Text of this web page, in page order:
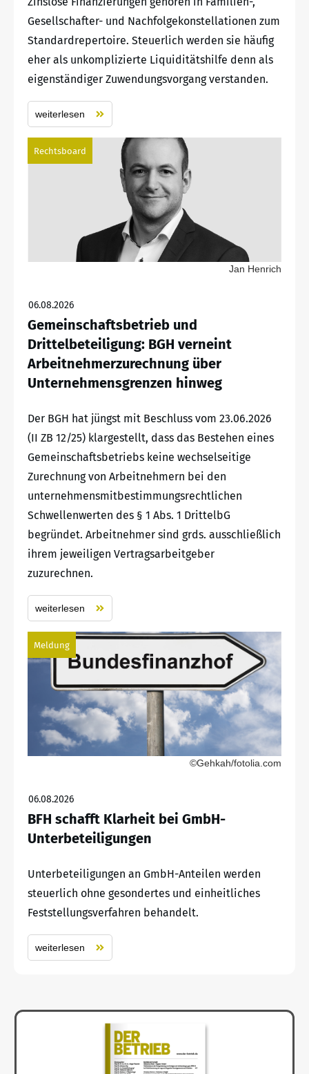
Gesellschafter- und Nachfolgekonstellationen zum
Standardrepertoire. Steuerlich werden sie häufig
eher als unkomplizierte Liquiditätshilfe denn als
eigenständiger Zuwendungsvorgang verstanden.
weiterlesen
Rechtsboard
Jan Henrich
06.08.2026
Gemeinschaftsbetrieb und
Drittelbeteiligung: BGH verneint
Arbeitnehmerzurechnung über
Unternehmensgrenzen hinweg
Der BGH hat jüngst mit Beschluss vom 23.06.2026
(II ZB 12/25) klargestellt, dass das Bestehen eines
Gemeinschaftsbetriebs keine wechselseitige
Zurechnung von Arbeitnehmern bei den
unternehmensmitbestimmungsrechtlichen
Schwellenwerten des § 1 Abs. 1 DrittelbG
begründet. Arbeitnehmer sind grds. ausschließlich
ihrem jeweiligen Vertragsarbeitgeber
zuzurechnen.
weiterlesen
Meldung
©Gehkah/fotolia.com
06.08.2026
BFH schafft Klarheit bei GmbH-
Unterbeteiligungen
Unterbeteiligungen an GmbH-Anteilen werden
steuerlich ohne gesondertes und einheitliches
Feststellungsverfahren behandelt.
weiterlesen